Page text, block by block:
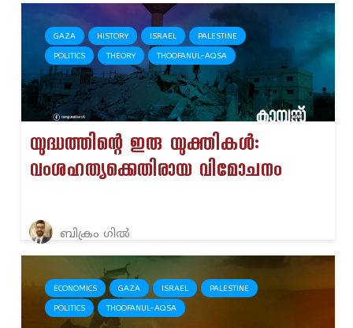
GAZA HISTORY ISRAEL PALESTINE
POLITICS THEORY THOOFANUL-AQSA
യുദ്ധത്തിന്റെ ഇരു യുക്തികള്‍:
വംശഹത്യക്കെതിരായ വിമോചനം
ബിക്രം ഗിൽ
ECONOMICS GAZA ISRAEL PALESTINE
POLITICS THOOFANUL-AQSA